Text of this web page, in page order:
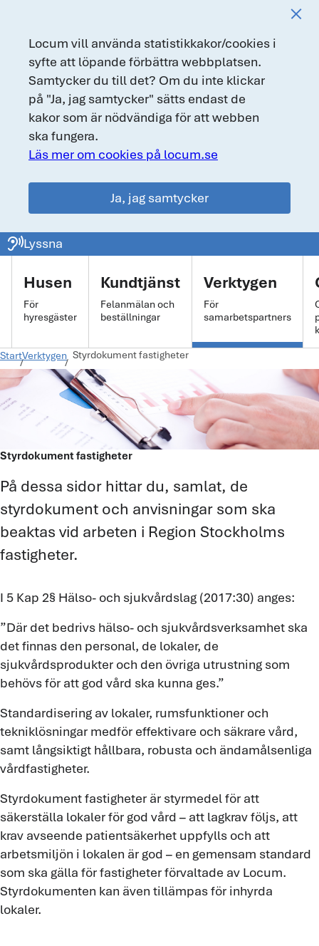
Locum vill använda statistikkakor/cookies i
syfte att löpande förbättra webbplatsen.
Samtycker du till det? Om du inte klickar
på "Ja, jag samtycker" sätts endast de
kakor som är nödvändiga för att webben
ska fungera.
Läs mer om cookies på locum.se
Ja, jag samtycker
locum.se
ear_soundLyssna
Husen
För
hyresgäster
Kundtjänst
Felanmälan och
beställningar
Verktygen
För
samarbetspartners
StartVerktygen Styrdokument fastigheter
Styrdokument fastigheter
På dessa sidor hittar du, samlat, de
styrdokument och anvisningar som ska
beaktas vid arbeten i Region Stockholms
fastigheter.
I 5 Kap 2§ Hälso- och sjukvårdslag (2017:30) anges:
”Där det bedrivs hälso- och sjukvårdsverksamhet ska
det finnas den personal, de lokaler, de
sjukvårdsprodukter och den övriga utrustning som
behövs för att god vård ska kunna ges.”
Standardisering av lokaler, rumsfunktioner och
tekniklösningar medför effektivare och säkrare vård,
samt långsiktigt hållbara, robusta och ändamålsenliga
vårdfastigheter.
Styrdokument fastigheter är styrmedel för att
säkerställa lokaler för god vård – att lagkrav följs, att
krav avseende patientsäkerhet uppfylls och att
arbetsmiljön i lokalen är god – en gemensam standard
som ska gälla för fastigheter förvaltade av Locum.
Styrdokumenten kan även tillämpas för inhyrda
lokaler.